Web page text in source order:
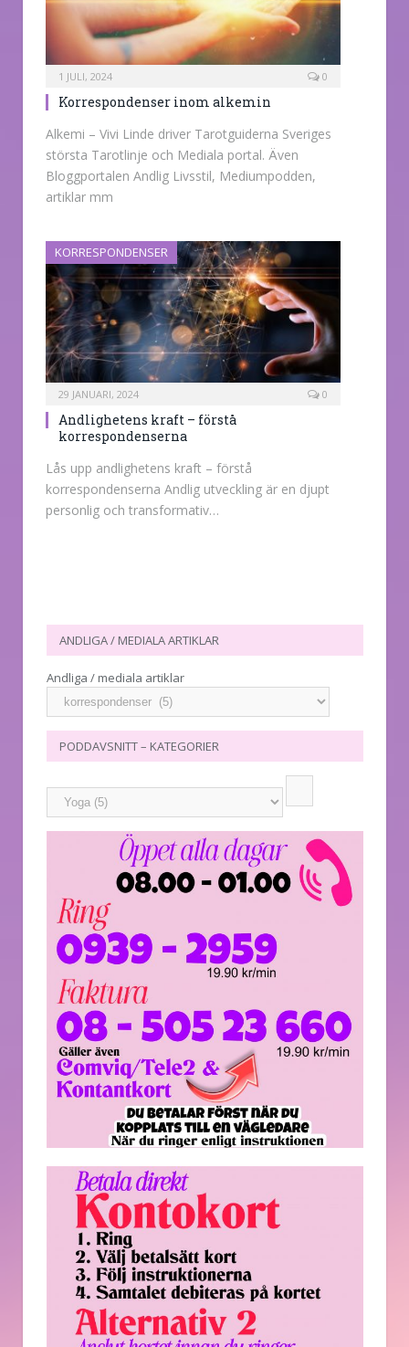
1 JULI, 2024 0
Korrespondenser inom alkemin
Alkemi – Vivi Linde driver Tarotguiderna Sveriges
största Tarotlinje och Mediala portal. Även
Bloggportalen Andlig Livsstil, Mediumpodden,
artiklar mm
KORRESPONDENSER
29 JANUARI, 2024 0
Andlighetens kraft – förstå
korrespondenserna
Lås upp andlighetens kraft – förstå
korrespondenserna Andlig utveckling är en djupt
personlig och transformativ…
ANDLIGA / MEDIALA ARTIKLAR
Andliga / mediala artiklar
PODDAVSNITT – KATEGORIER